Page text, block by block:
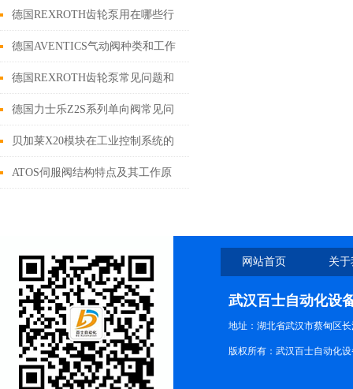
德国REXROTH齿轮泵用在哪些行
业
德国AVENTICS气动阀种类和工作
原理
德国REXROTH齿轮泵常见问题和
解决方案
德国力士乐Z2S系列单向阀常见问
题以及解决方案
贝加莱X20模块在工业控制系统的
应用案例
ATOS伺服阀结构特点及其工作原
网站首页 关
武汉百士自动化设
地址：湖北省武汉市蔡甸区
版权所有：武汉百士自动化